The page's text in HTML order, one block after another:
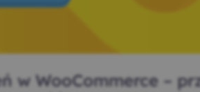
w WooCommerce –